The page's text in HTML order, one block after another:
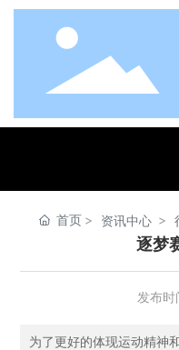
首页 资讯中心
逐梦
发布时
为了更好的体现运动精神